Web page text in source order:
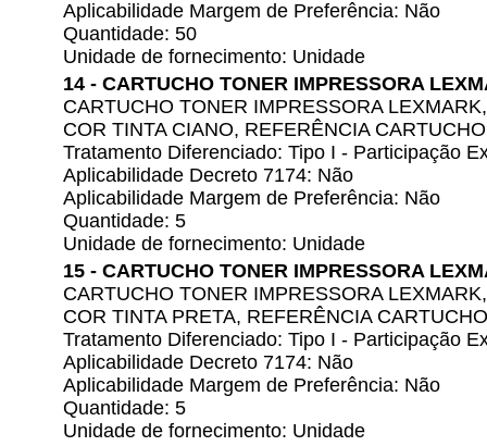
Aplicabilidade Margem de Preferência: Não
Quantidade: 50
Unidade de fornecimento: Unidade
14 - CARTUCHO TONER IMPRESSORA
CARTUCHO TONER IMPRESSORA
COR TINTA CIANO, REFERÊNCIA
Tratamento Diferenciado: Tipo I - Participação
Aplicabilidade Decreto 7174: Não
Aplicabilidade Margem de Preferência: Não
Quantidade: 5
Unidade de fornecimento: Unidade
15 - CARTUCHO TONER IMPRESSORA
CARTUCHO TONER IMPRESSORA
COR TINTA PRETA, REFERÊNCIA
Tratamento Diferenciado: Tipo I - Participação
Aplicabilidade Decreto 7174: Não
Aplicabilidade Margem de Preferência: Não
Quantidade: 5
Unidade de fornecimento: Unidade